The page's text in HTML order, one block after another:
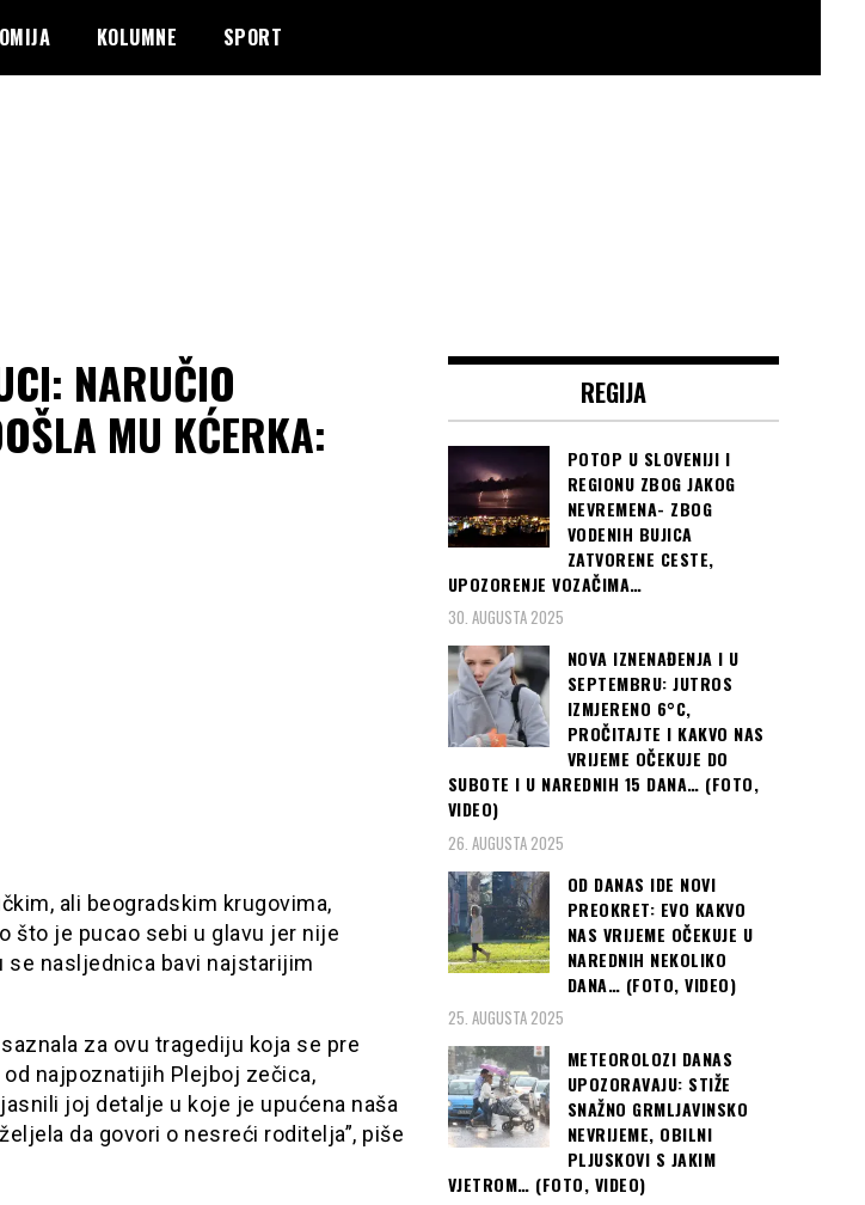
KOLUMNE SPORT
NARUČIO
MU KĆERKA:
ali beogradskim krugovima,
što je pucao sebi u glavu jer nije
se nasljednica bavi najstarijim
za ovu tragediju koja se pre
najpoznatijih Plejboj zečica,
joj detalje u koje je upućena naša
da govori o nesreći roditelja”, piše
REGIJA
POTOP U SLOVENIJI I
REGIONU ZBOG JAKOG
NEVREMENA- ZBOG
VODENIH BUJICA
ZATVORENE CESTE,
UPOZORENJE VOZAČIMA…
30. AUGUSTA 2025
NOVA IZNENAĐENJA I U
SEPTEMBRU: JUTROS
IZMJERENO 6°C,
PROČITAJTE I KAKVO NAS
VRIJEME OČEKUJE DO
SUBOTE I U NAREDNIH 15 DANA… (FOTO,
VIDEO)
26. AUGUSTA 2025
OD DANAS IDE NOVI
PREOKRET: EVO KAKVO
NAS VRIJEME OČEKUJE U
NAREDNIH NEKOLIKO
DANA… (FOTO, VIDEO)
25. AUGUSTA 2025
METEOROLOZI DANAS
UPOZORAVAJU: STIŽE
SNAŽNO GRMLJAVINSKO
NEVRIJEME, OBILNI
PLJUSKOVI S JAKIM
VJETROM… (FOTO, VIDEO)